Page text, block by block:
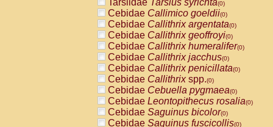
Tarsiidae Tarsius syrichta(0)
Cebidae Callimico goeldii(0)
Cebidae Callithrix argentata(0)
Cebidae Callithrix geoffroyi(0)
Cebidae Callithrix humeralifer(0)
Cebidae Callithrix jacchus(0)
Cebidae Callithrix penicillata(0)
Cebidae Callithrixspp.(0)
Cebidae Cebuella pygmaea(0)
Cebidae Leontopithecus rosalia(0)
Cebidae Saguinus bicolor(0)
Cebidae Saguinus fuscicollis(0)